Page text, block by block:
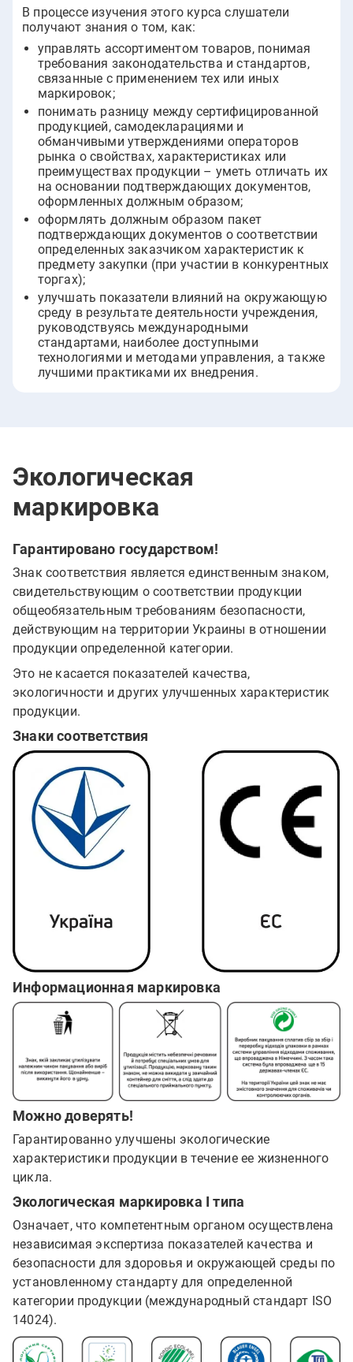
В процессе изучения этого курса слушатели
получают знания о том, как:
управлять ассортиментом товаров, понимая
требования законодательства и стандартов,
связанные с применением тех или иных
маркировок;
понимать разницу между сертифицированной
продукцией, самодекларациями и
обманчивыми утверждениями операторов
рынка о свойствах, характеристиках или
преимуществах продукции – уметь отличать их
на основании подтверждающих документов,
оформленных должным образом;
оформлять должным образом пакет
подтверждающих документов о соответствии
определенных заказчиком характеристик к
предмету закупки (при участии в конкурентных
торгах);
улучшать показатели влияний на окружающую
среду в результате деятельности учреждения,
руководствуясь международными
стандартами, наиболее доступными
технологиями и методами управления, а также
лучшими практиками их внедрения.
Экологическая
маркировка
Гарантировано государством!
Знак соответствия является единственным знаком,
свидетельствующим о соответствии продукции
общеобязательным требованиям безопасности,
действующим на территории Украины в отношении
продукции определенной категории.
Это не касается показателей качества,
экологичности и других улучшенных характеристик
продукции.
Знаки соответствия
Информационная маркировка
Можно доверять!
Гарантированно улучшены экологические
характеристики продукции в течение ее жизненного
цикла.
Экологическая маркировка I типа
Означает, что компетентным органом осуществлена
независимая экспертиза показателей качества и
безопасности для здоровья и окружающей среды по
установленному стандарту для определенной
категории продукции (международный стандарт ISO
14024).